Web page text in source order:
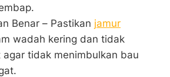
Benar – Pastikan jamur
wadah kering dan tidak
tidak menimbulkan bau